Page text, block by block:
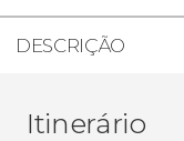
DESCRIÇÃO
Itinerário